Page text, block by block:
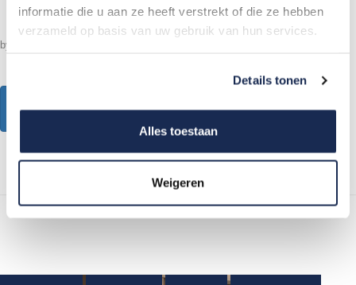
informatie die u aan ze heeft verstrekt of die ze hebben
verzameld op basis van uw gebruik van hun services.
Details tonen
Alles toestaan
Weigeren
by
READ MORE